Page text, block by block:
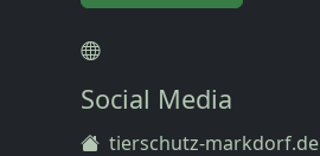
Social Media
tierschutz-markdorf.de